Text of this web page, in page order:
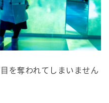
を奪われてしまいません